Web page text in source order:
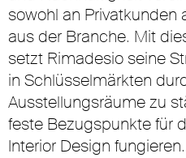
sowohl an Privatkunden
aus der Branche. Mit
setzt Rimadesio seine
in Schlüsselmärkten
Ausstellungsräume zu
feste Bezugspunkte für
Interior Design fungieren.